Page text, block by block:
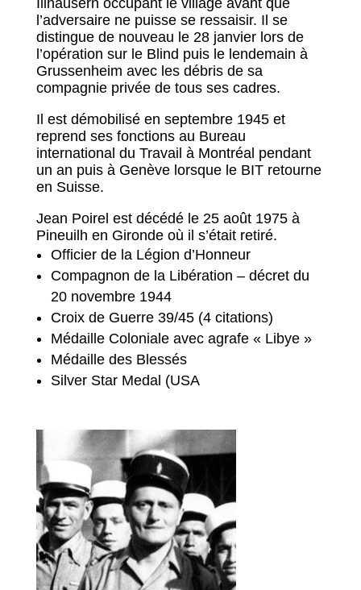
l’adversaire ne puisse se ressaisir. Il se
distingue de nouveau le 28 janvier lors de
l’opération sur le Blind puis le lendemain à
Grussenheim avec les débris de sa
compagnie privée de tous ses cadres.
Il est démobilisé en septembre 1945 et
reprend ses fonctions au Bureau
international du Travail à Montréal pendant
un an puis à Genève lorsque le BIT retourne
en Suisse.
Jean Poirel est décédé le 25 août 1975 à
Pineuilh en Gironde où il s’était retiré.
Officier de la Légion d’Honneur
Compagnon de la Libération – décret du
20 novembre 1944
Croix de Guerre 39/45 (4 citations)
Médaille Coloniale avec agrafe « Libye »
Médaille des Blessés
Silver Star Medal (USA